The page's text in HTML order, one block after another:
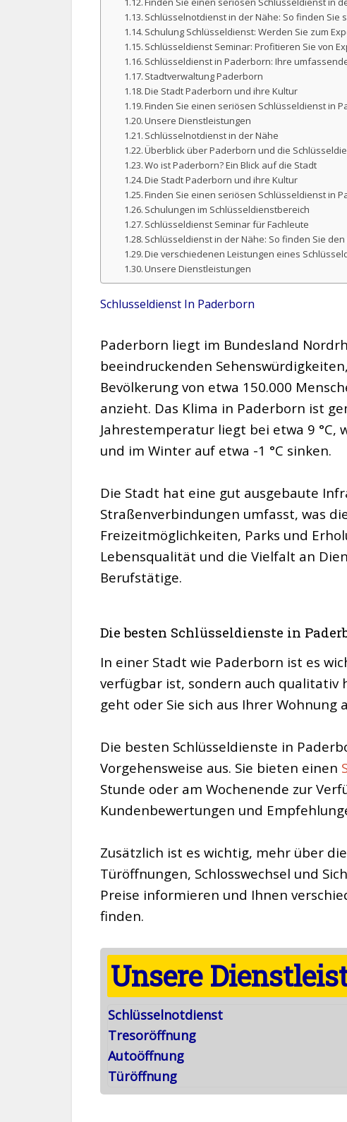
Schlüsselnotdienst in der Nähe: So finden Sie
Schulung Schlüsseldienst: Werden Sie zum
Schlüsseldienst Seminar: Profitieren Sie von
Schlüsseldienst in Paderborn: Ihre
Stadtverwaltung Paderborn
Die Stadt Paderborn und ihre Kultur
Finden Sie einen seriösen Schlüsseldienst in
Unsere Dienstleistungen
Schlüsselnotdienst in der Nähe
Überblick über Paderborn und die
Wo ist Paderborn? Ein Blick auf die Stadt
Die Stadt Paderborn und ihre Kultur
Finden Sie einen seriösen Schlüsseldienst in
Schulungen im Schlüsseldienstbereich
Schlüsseldienst Seminar für Fachleute
Schlüsseldienst in der Nähe: So finden Sie
Die verschiedenen Leistungen eines
Unsere Dienstleistungen
Schlusseldienst In Paderborn
Paderborn liegt im Bundesland
beeindruckenden
Bevölkerung von etwa 150.000
anzieht. Das Klima in Paderborn ist
Jahrestemperatur liegt bei etwa 9
und im Winter auf etwa -1 °C sinken.
Die Stadt hat eine gut ausgebaute
Straßenverbindungen umfasst, was
Freizeitmöglichkeiten, Parks und
Lebensqualität und die Vielfalt an
Berufstätige.
Die besten Schlüsseldienste in
In einer Stadt wie Paderborn ist es
verfügbar ist, sondern auch qualitativ
geht oder Sie sich aus Ihrer
Die besten Schlüsseldienste in
Vorgehensweise aus. Sie bieten einen
Stunde oder am Wochenende zur
Kundenbewertungen und
Zusätzlich ist es wichtig, mehr über
Türöffnungen, Schlosswechsel und
Preise informieren und Ihnen
finden.
Unsere
Schlüsselnotdienst
Tresoröffnung
Autoöffnung
Türöffnung